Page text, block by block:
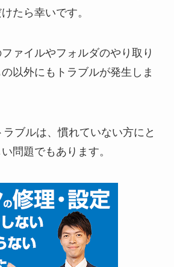
たら幸いです。
ァイルやフォルダのやり取り
以外にもトラブルが発生しま
ブルは、慣れていない方にと
問題でもあります。